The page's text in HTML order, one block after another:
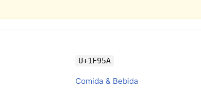
U+1F95A
Comida & Bebida